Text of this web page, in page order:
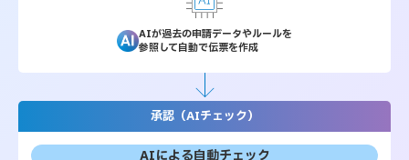
AIが過去の申請データやルールを
参照して自動で伝票を作成
承認（AIチェック）
AIによる自動チェック